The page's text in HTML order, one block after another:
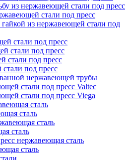
из нержавеющей стали под пресс
стали под пресс
из нержавеющей стали под
стали под пресс
стали под пресс
стали под пресс
под пресс
нержавеющей трубы
стали под пресс Valtec
стали под пресс Viega
сталь
сталь
сталь
сталь
нержавеющая сталь
сталь